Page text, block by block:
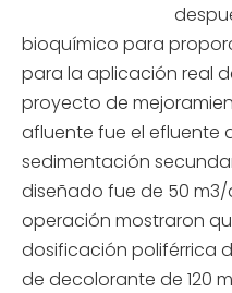
bioquímico para
para la aplicación real
proyecto de
afluente fue el efluente
sedimentación
diseñado fue de 50 m3/
operación mostraron
dosificación poliférrica
de decolorante de 120